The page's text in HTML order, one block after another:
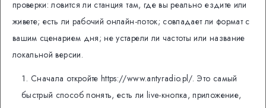
проверки: ловится ли станция там, где вы реально ездите или
живете; есть ли рабочий онлайн-поток; совпадает ли формат с
вашим сценарием дня; не устарели ли частоты или название
локальной версии.
Сначала откройте https://www.antyradio.pl/. Это самый
быстрый способ понять, есть ли live-кнопка, приложение,